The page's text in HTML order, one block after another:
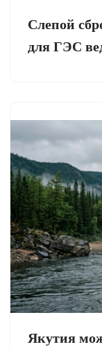
Слепой
для ГЭС
Якутия